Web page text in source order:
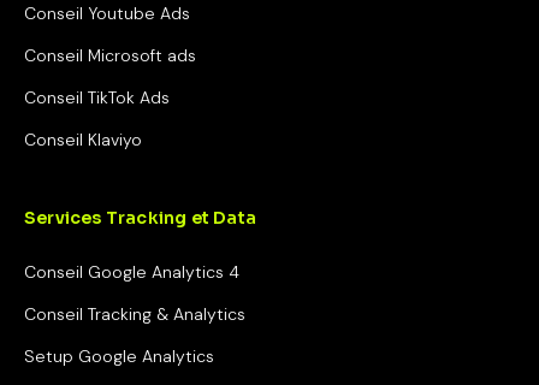
Conseil Youtube Ads
Conseil Microsoft ads
Conseil TikTok Ads
Conseil Klaviyo
Services Tracking et Data
Conseil Google Analytics 4
Conseil Tracking & Analytics
Setup Google Analytics